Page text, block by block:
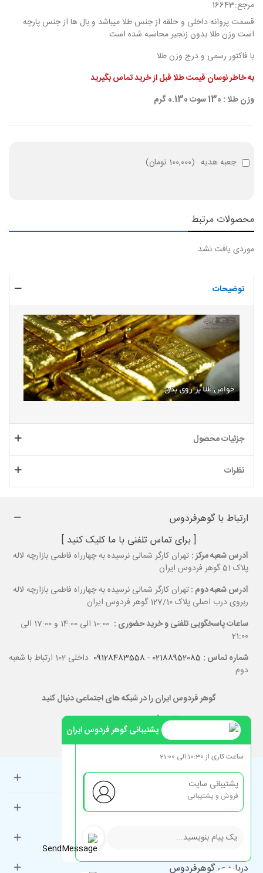
مرجع:16643
قسمت پروانه داخلی و حلقه از جنس طلا میباشد و بال ها از جنس پارچه
است وزن طلا بدون زنجیر محاسبه شده است
با فاکتور رسمی و درج وزن طلا
به خاطر نوسان قیمت طلا قبل از خرید تماس بگیرید
وزن طلا : 130 سوت 0.130 گرم
جعبه هدیه (100,000 تومان )
محصولات مرتبط
موردی یافت نشد
توضیحات
جزئیات محصول
نظرات
ارتباط با گوهرفردوس
[ برای تماس تلفنی با ما کلیک کنید ]
آدرس شعبه مرکز : تهران کارگر شمالی نرسیده به چهارراه فاطمی بازارچه لاله
پلاک 51 گوهر فردوس ایران
آدرس شعبه دوم :تهران کارگر شمالی نرسیده به چهارراه فاطمی بازارچه لاله
ربروی درب اصلی پلاک 127/10 گوهر فردوس ایران
ساعات پاسخگویی تلفنی و خرید حضوری :
10:00 الی 14:00 و 17:00 الی
21:00
شماره تماس : 02188952085
-
09128483558
داخلی 102 ارتباط با شعبه
دوم
گوهر فردوس ایران را در شبکه های اجتماعی دنبال کنید
حساب کاربری
راهنمای مشتریان
دسته‌بندی‌های پرطرفدار
درباره ی گوهرفردوس
پشتیبانی گوهر فردوس ایران
ساعت کاری از 10:30 الی 21:00
پشتیبانی سایت
فروش و پشتیبانی